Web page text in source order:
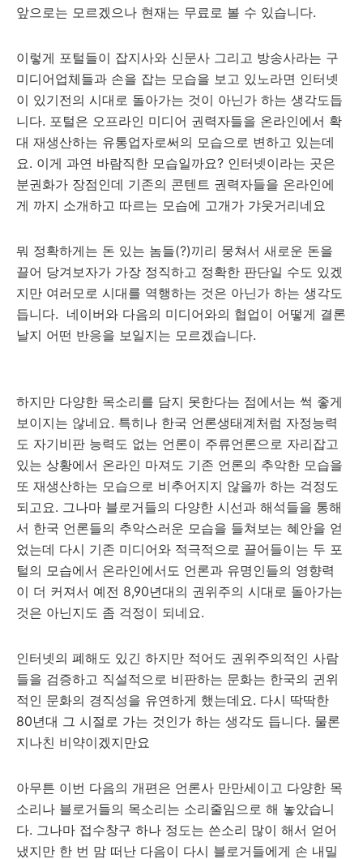
앞으로는 모르겠으나 현재는 무료로 볼 수 있습니다.
이렇게 포털들이 잡지사와 신문사 그리고 방송사라는 구
미디어업체들과 손을 잡는 모습을 보고 있노라면 인터넷
이 있기전의 시대로 돌아가는 것이 아닌가 하는 생각도듭
니다. 포털은 오프라인 미디어 권력자들을 온라인에서 확
대 재생산하는 유통업자로써의 모습으로 변하고 있는데
요. 이게 과연 바람직한 모습일까요? 인터넷이라는 곳은
분권화가 장점인데 기존의 콘텐트 권력자들을 온라인에
게 까지 소개하고 따르는 모습에 고개가 갸웃거리네요
뭐 정확하게는 돈 있는 놈들(?)끼리 뭉쳐서 새로운 돈을
끌어 당겨보자가 가장 정직하고 정확한 판단일 수도 있겠
지만 여러모로 시대를 역행하는 것은 아닌가 하는 생각도
듭니다. 네이버와 다음의 미디어와의 협업이 어떻게 결론
날지 어떤 반응을 보일지는 모르겠습니다.
하지만 다양한 목소리를 담지 못한다는 점에서는 썩 좋게
보이지는 않네요. 특히나 한국 언론생태계처럼 자정능력
도 자기비판 능력도 없는 언론이 주류언론으로 자리잡고
있는 상황에서 온라인 마져도 기존 언론의 추악한 모습을
또 재생산하는 모습으로 비추어지지 않을까 하는 걱정도
되고요. 그나마 블로거들의 다양한 시선과 해석들을 통해
서 한국 언론들의 추악스러운 모습을 들쳐보는 혜안을 얻
었는데 다시 기존 미디어와 적극적으로 끌어들이는 두 포
털의 모습에서 온라인에서도 언론과 유명인들의 영향력
이 더 커져서 예전 8,90년대의 권위주의 시대로 돌아가는
것은 아닌지도 좀 걱정이 되네요.
인터넷의 폐해도 있긴 하지만 적어도 권위주의적인 사람
들을 검증하고 직설적으로 비판하는 문화는 한국의 귄위
적인 문화의 경직성을 유연하게 했는데요. 다시 딱딱한
80년대 그 시절로 가는 것인가 하는 생각도 듭니다. 물론
지나친 비약이겠지만요
아무튼 이번 다음의 개편은 언론사 만만세이고 다양한 목
소리나 블로거들의 목소리는 소리줄임으로 해 놓았습니
다. 그나마 접수창구 하나 정도는 쓴소리 많이 해서 얻어
냈지만 한 번 맘 떠난 다음이 다시 블로거들에게 손 내밀